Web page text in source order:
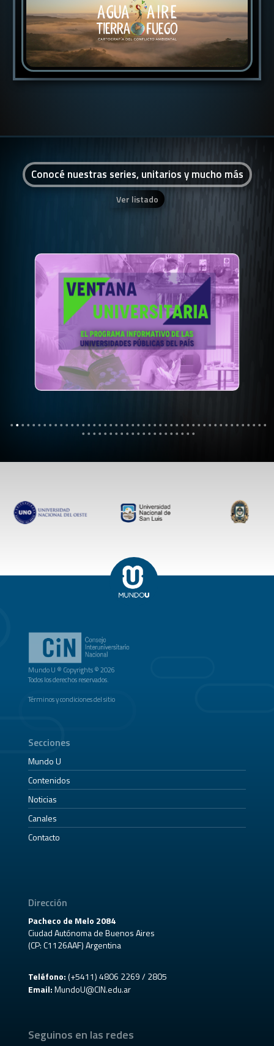
Conocé nuestras series, unitarios y mucho más
Ver listado
Mundo U ® Copyrights © 2026
Todos los derechos reservados.
Términos y condiciones del sitio
Secciones
Mundo U
Contenidos
Noticias
Canales
Contacto
Dirección
Pacheco de Melo 2084
Ciudad Autónoma de Buenos Aires
(CP: C1126AAF) Argentina
Teléfono:(+5411) 4806 2269 / 2805
Email: MundoU@CIN.edu.ar
Seguinos en las redes